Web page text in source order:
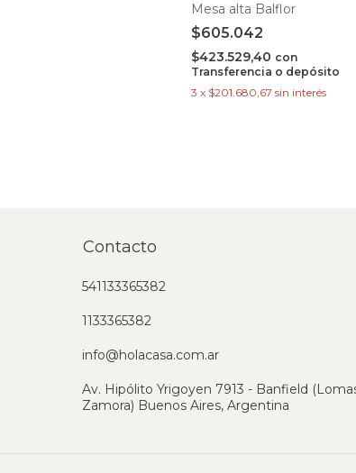
Mesa alta Balflor
$605.042
$423.529,40 con
Transferencia o depósito
3 x $201.680,67 sin interés
Contacto
541133365382
1133365382
info@holacasa.com.ar
Av. Hipólito Yrigoyen 7913 - Banfield
Zamora) Buenos Aires, Argentina